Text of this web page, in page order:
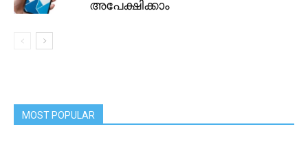
അപേക്ഷിക്കാം
MOST POPULAR